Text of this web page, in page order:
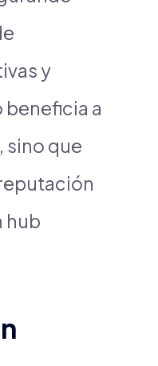
y
beneficia a
sino que
hub